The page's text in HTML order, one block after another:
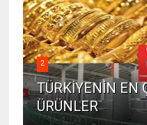
2
TÜRKİYENİN EN
ÜRÜNLER